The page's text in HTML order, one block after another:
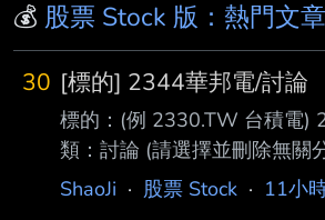
💰 股票 Stock 版：熱門文章
30 [標的] 2344華邦電/討論
標的：(例 2330.TW 台積電)
類：討論 (請選擇並刪除無關
標的分類多已經發太多篇了 就
ShaoJi · 股票 Stock · 11小